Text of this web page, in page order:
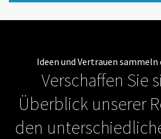
Ideen und Vertrauen sammeln
Verschaffen Sie
Überblick unserer
den